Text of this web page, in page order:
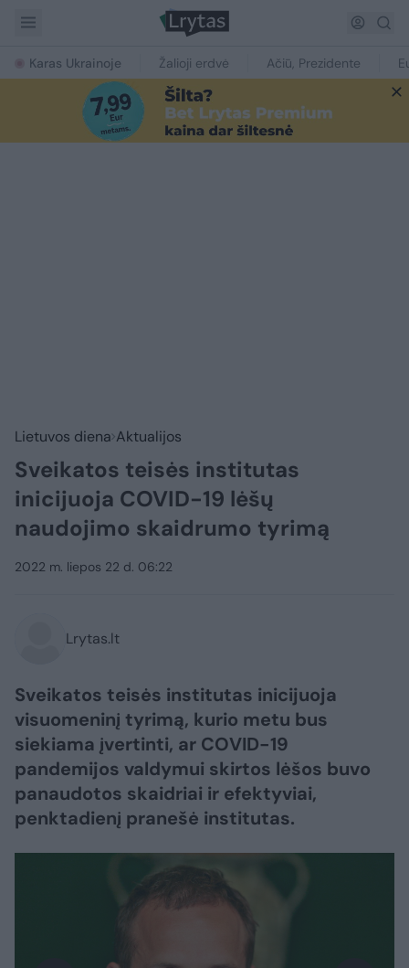
Karas Ukrainoje Žalioji erdvė Ačiū, Prezidente
Lietuvos diena Aktualijos
Sveikatos teisės institutas
inicijuoja COVID-19 lėšų
naudojimo skaidrumo tyrimą
2022 m. liepos 22 d. 06:22
Lrytas.lt
Sveikatos teisės institutas inicijuoja
visuomeninį tyrimą, kurio metu bus
siekiama įvertinti, ar COVID-19
pandemijos valdymui skirtos lėšos buvo
panaudotos skaidriai ir efektyviai,
penktadienį pranešė institutas.